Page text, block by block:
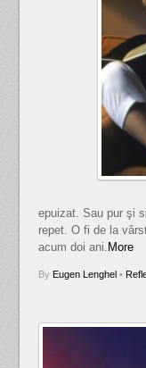
epuizat. Sau pur şi
repet. O fi de la
acum doi ani. More
By Eugen Lenghel•